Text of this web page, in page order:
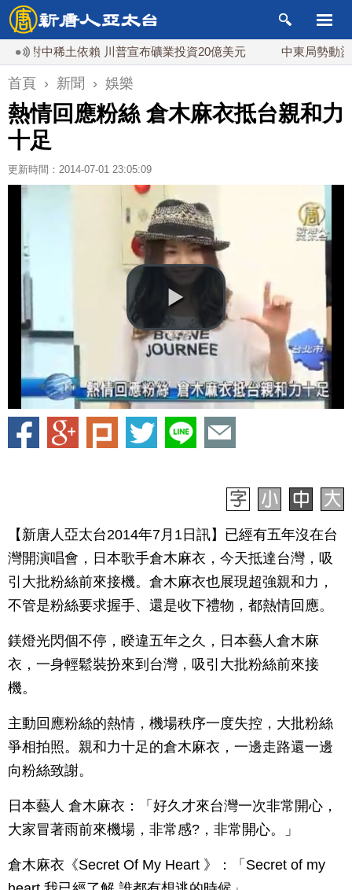
中稀土依賴 川普宣布礦業投資20億美元 中東局勢動盪 土耳
首頁 › 新聞 › 娛樂
熱情回應粉絲 倉木麻衣抵台親和力
十足
更新時間：2014-07-01 23:05:09
【新唐人亞太台2014年7月1日訊】已經有五年沒在台
灣開演唱會，日本歌手倉木麻衣，今天抵達台灣，吸
引大批粉絲前來接機。倉木麻衣也展現超強親和力，
不管是粉絲要求握手、還是收下禮物，都熱情回應。
鎂燈光閃個不停，睽違五年之久，日本藝人倉木麻
衣，一身輕鬆裝扮來到台灣，吸引大批粉絲前來接
機。
主動回應粉絲的熱情，機場秩序一度失控，大批粉絲
爭相拍照。親和力十足的倉木麻衣，一邊走路還一邊
向粉絲致謝。
日本藝人 倉木麻衣：「好久才來台灣一次非常開心，
大家冒著雨前來機場，非常感?，非常開心。」
倉木麻衣《Secret Of My Heart 》：「Secret of my